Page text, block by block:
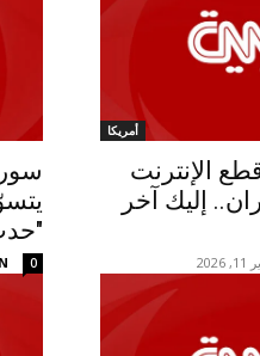
أمريكا
الإنترنت
إليك آخر
0